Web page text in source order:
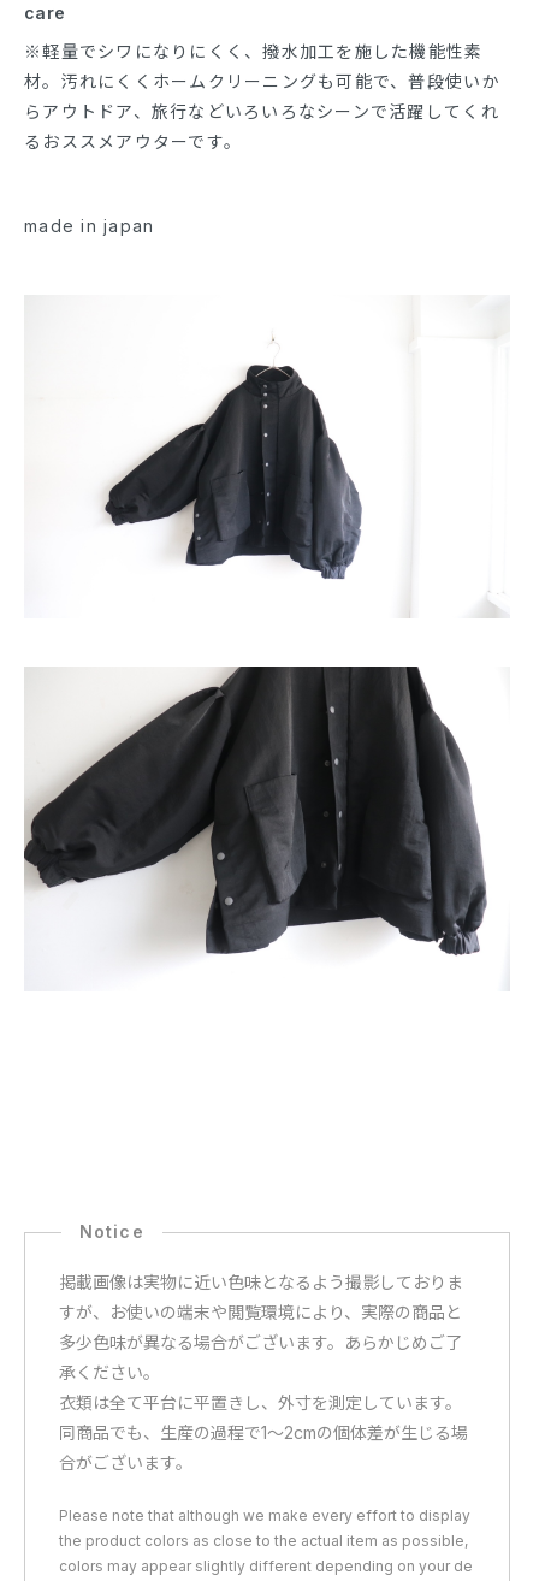
care
※軽量でシワになりにくく、撥水加工を施した機能性素
材。汚れにくくホームクリーニングも可能で、普段使いか
らアウトドア、旅行などいろいろなシーンで活躍してくれ
るおススメアウターです。
made in japan
掲載画像は実物に近い色味となるよう撮影しておりま
すが、お使いの端末や閲覧環境により、実際の商品と
多少色味が異なる場合がございます。あらかじめご了
承ください。
衣類は全て平台に平置きし、外寸を測定しています。
同商品でも、生産の過程で1〜2cmの個体差が生じる場
合がございます。
Please note that although we make every effort to display
the product colors as close to the actual item as possible,
colors may appear slightly different depending on your de